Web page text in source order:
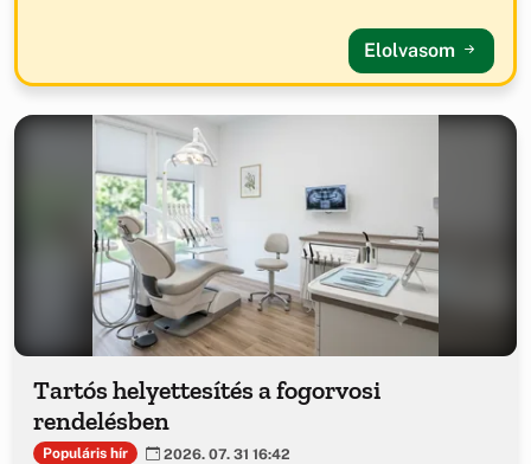
Elolvasom
Tartós helyettesítés a fogorvosi
rendelésben
Populáris hír 2026. 07. 31 16:42